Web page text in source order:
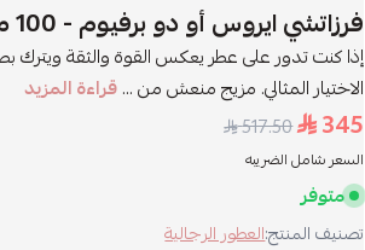
فرزاتشي ايروس أو دو برفيوم - 100 مل
إذا كنت تدور على عطر يعكس القوة والثقة ويترك
الاختيار المثالي. مزيج منعش من ...قراءة المزيد
345
517.50
السعر شامل الضريبه
متوفر
تصنيف المنتج:العطور الرجالية